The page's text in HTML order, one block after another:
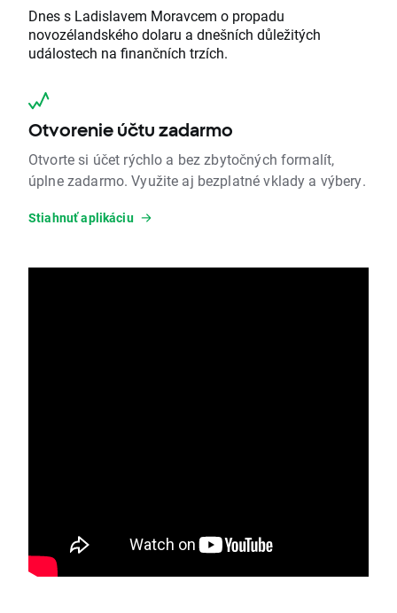
Dnes s Ladislavem Moravcem o propadu
novozélandského dolaru a dnešních důležitých
událostech na finančních trzích.
Otvorenie účtu zadarmo
Otvorte si účet rýchlo a bez zbytočných formalít,
úplne zadarmo. Využite aj bezplatné vklady a výbery.
Stiahnuť aplikáciu